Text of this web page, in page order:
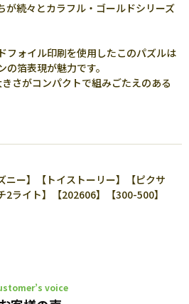
が続々とカラフル・ゴールドシリーズ
フォイル印刷を使用したこのパズルは
箔表現が魅力です。
さがコンパクトで組みごたえのある
ニー】【トイストーリー】【ピクサ
2ライト】【202606】【300-500】
voice